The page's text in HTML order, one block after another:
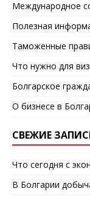
Международное
Полезная
Таможенные
Что нужно для
Болгарское
О бизнесе в
СВЕЖИЕ
Что сегодня с
В Болгарии